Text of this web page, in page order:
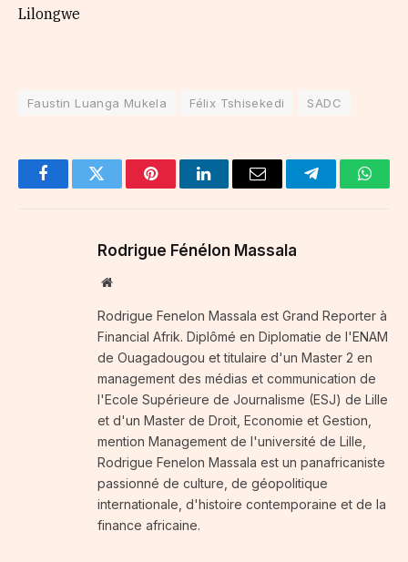
Lilongwe
Faustin Luanga Mukela Félix Tshisekedi SADC
FacebookTwitter PinterestLinkedInEmail Telegram
Rodrigue Fénélon Massala
Website
Rodrigue Fenelon Massala est Grand Reporter à
Financial Afrik. Diplômé en Diplomatie de l'ENAM
de Ouagadougou et titulaire d'un Master 2 en
management des médias et communication de
l'Ecole Supérieure de Journalisme (ESJ) de Lille
et d'un Master de Droit, Economie et Gestion,
mention Management de l'université de Lille,
Rodrigue Fenelon Massala est un panafricaniste
passionné de culture, de géopolitique
internationale, d'histoire contemporaine et de la
finance africaine.